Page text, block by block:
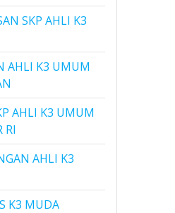
SKP AHLI K3
AHLI K3 UMUM
AHLI K3 UMUM
RI
AHLI K3
K3 MUDA